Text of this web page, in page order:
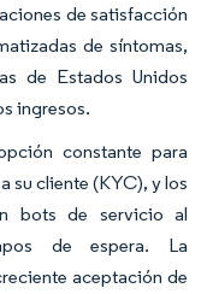
de satisfacción
de síntomas,
de Estados Unidos
ingresos.
constante para
su cliente (KYC), y los
bots de servicio al
de espera. La
aceptación de